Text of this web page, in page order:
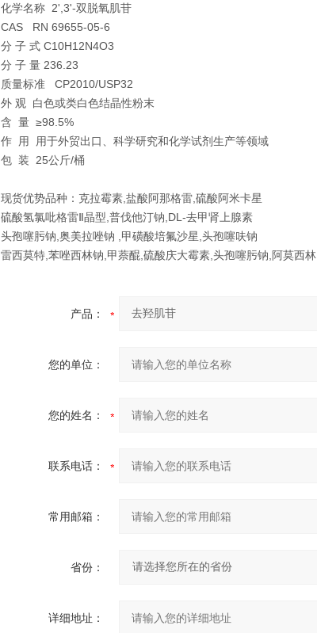
化学名称 2',3'-双脱氧肌苷
CAS RN 69655-05-6
分 子 式 C10H12N4O3
分 子 量 236.23
质量标准 CP2010/USP32
外 观 白色或类白色结晶性粉末
含 量 ≥98.5%
作 用 用于外贸出口、科学研究和化学试剂生产等领域
包 装 25公斤/桶
现货优势品种：克拉霉素,盐酸阿那格雷,硫酸阿米卡星
硫酸氢氯吡格雷Ⅱ晶型,普伐他汀钠,DL-去甲肾上腺素
头孢噻肟钠,奥美拉唑钠 ,甲磺酸培氟沙星,头孢噻呋钠
雷西莫特,苯唑西林钠,甲萘醌,硫酸庆大霉素,头孢噻肟钠,阿莫西林
产品：
您的单位：
您的姓名：
联系电话：
常用邮箱：
省份：
详细地址：